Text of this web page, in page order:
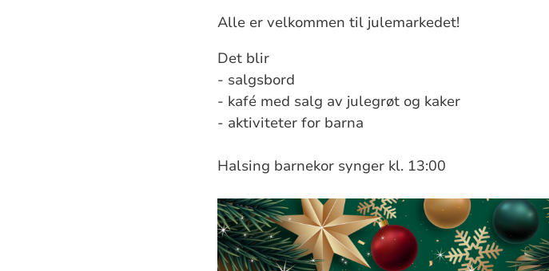
Alle er velkommen til julemarkedet!
Det blir
- salgsbord
- kafé med salg av julegrøt og kaker
- aktiviteter for barna
Halsing barnekor synger kl. 13:00